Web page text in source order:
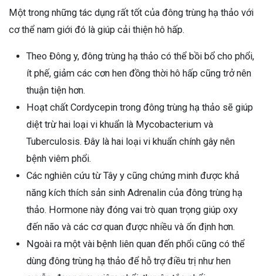
Một trong những tác dụng rất tốt của đông trùng hạ thảo với
cơ thể nam giới đó là giúp cải thiện hô hấp.
Theo Đông y, đông trùng hạ thảo có thể bồi bổ cho phổi,
ít phế, giảm các cơn hen đồng thời hô hấp cũng trở nên
thuận tiện hơn.
Hoạt chất Cordycepin trong đông trùng hạ thảo sẽ giúp
diệt trừ hai loại vi khuẩn là Mycobacterium và
Tuberculosis. Đây là hai loại vi khuẩn chính gây nên
bệnh viêm phổi.
Các nghiên cứu từ Tây y cũng chứng minh được khả
năng kích thích sản sinh Adrenalin của đông trùng hạ
thảo. Hormone này đóng vai trò quan trọng giúp oxy
đến não và các cơ quan được nhiều và ổn định hơn.
Ngoài ra một vài bệnh liên quan đến phổi cũng có thể
dùng đông trùng hạ thảo để hỗ trợ điều trị như hen